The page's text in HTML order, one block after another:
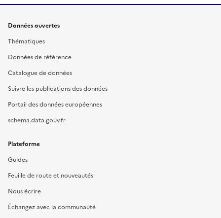
Données ouvertes
Thématiques
Données de référence
Catalogue de données
Suivre les publications des données
Portail des données européennes
schema.data.gouv.fr
Plateforme
Guides
Feuille de route et nouveautés
Nous écrire
Échangez avec la communauté